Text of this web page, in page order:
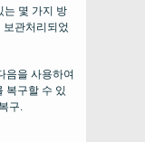
는 몇 가지 방
보관처리되었
음을 사용하여
복구할 수 있
구.